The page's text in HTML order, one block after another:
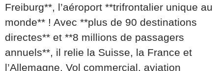
Freiburg**, l’aéroport **trifrontalier unique au
monde** ! Avec **plus de 90 destinations
directes** et **8 millions de passagers
annuels**, il relie la Suisse, la France et
l’Allemagne. Vol commercial, aviation